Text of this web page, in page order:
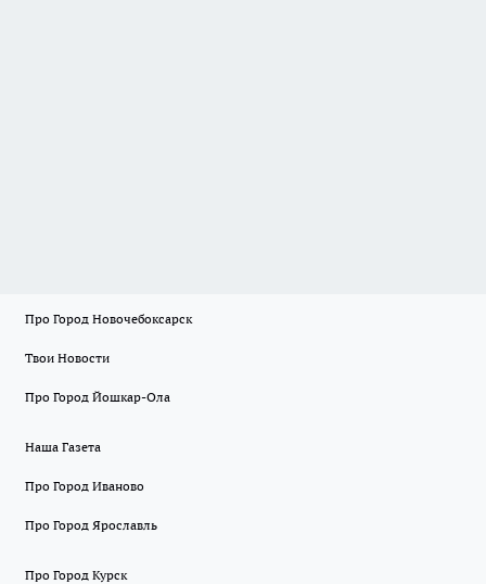
Про Город Новочебоксарск
Твои Новости
Про Город Йошкар-Ола
Наша Газета
Про Город Иваново
Про Город Ярославль
Про Город Курск